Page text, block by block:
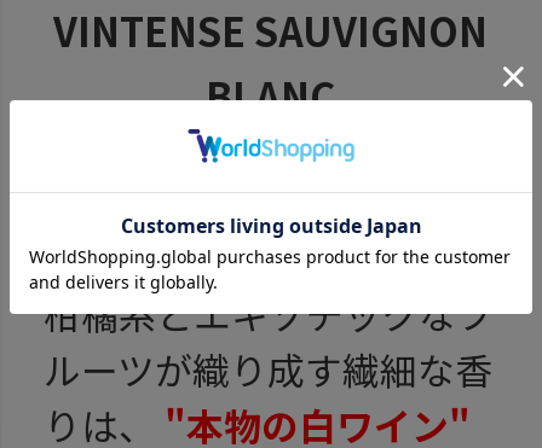
VINTENSE SAUVIGNON
BLANC
ヴィンテンス ソーヴィニ
ヨン・ブラン
柑橘系とエキゾチックなフ
ルーツが織り成す繊細な香
りは、 "本物の白ワイン"